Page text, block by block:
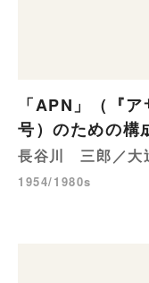
「APN」（『
号）のための構
長谷川 三郎／
1954/1980s